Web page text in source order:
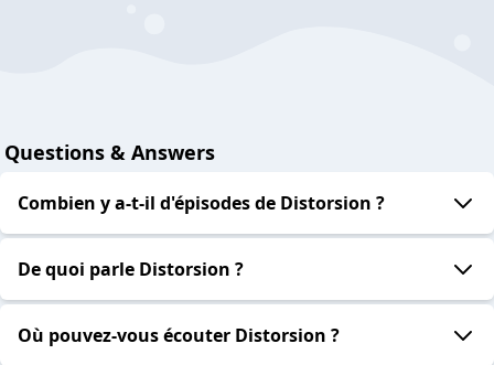
Questions & Answers
Combien y a-t-il d'épisodes de Distorsion ?
De quoi parle Distorsion ?
Où pouvez-vous écouter Distorsion ?